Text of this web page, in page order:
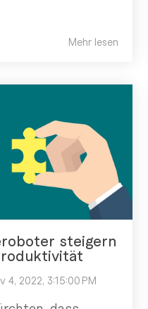
Mehr lesen
steigern
4, 2022, 3:15:00 PM